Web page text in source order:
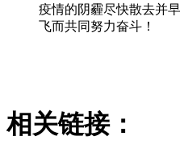
疫情的阴霾尽快散去并
飞而共同努力奋斗！
相关链接：